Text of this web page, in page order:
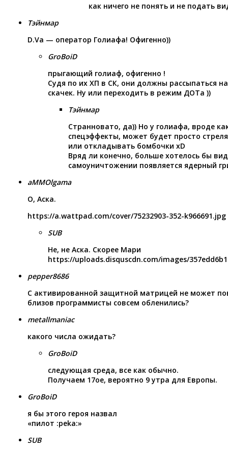
как ничего не понять и не подать
Тэйнмар
D.Va — оператор Голиафа! Офигенно))
GroBoiD
прыгающий голиаф, офигенно !
Судя по их ХП в СК, они должны рассыпаться
скачек. Ну или переходить в режим ДОТа ))
Тэйнмар
Странновато, да)) Но у голиафа, вроде
спецэффекты, может будет просто
или откладывать бомбочки хD
Вряд ли конечно, больше хотелось бы
самоуничтожении появляется ядерный
aMMOlgama
О, Аска.
https://a.wattpad.com/cover/75232903-352-k966691.jpg
SUB
Не, не Аска. Скорее Мари
https://uploads.disquscdn.com/images/
pepper8686
С активированной защитной матрицей не может
близов программисты совсем обленились?
metallmaniac
какого числа ожидать?
GroBoiD
следующая среда, все как обычно.
Получаем 17ое, вероятно 9 утра для Европы.
GroBoiD
я бы этого героя назвал
«пилот :peka:»
SUB